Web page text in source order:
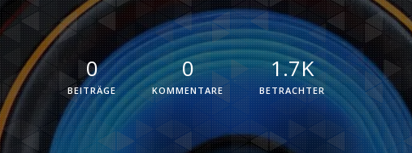
0
BEITRÄGE
0
KOMMENTARE
1.7K
BETRACHTER